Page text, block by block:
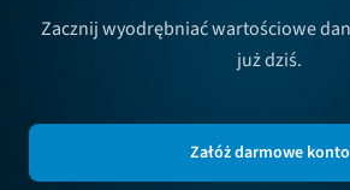
Zacznij wyodrębniać wartościowe
już dziś.
Załóż darmowe konto